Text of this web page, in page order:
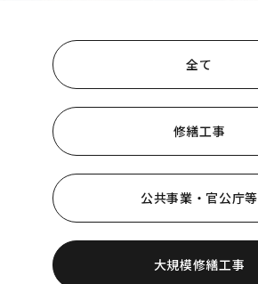
安全への取り組み
協力業者の皆様へ
会社概要
採用情報
お知らせ
全て
修繕工事
公共事業・官公庁等
大規模修繕工事